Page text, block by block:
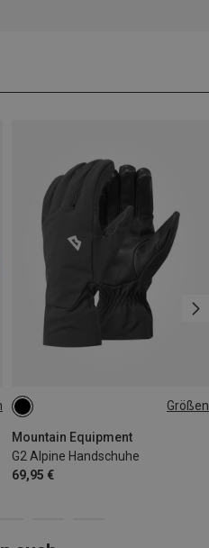
Größen
Mountain Equipment
G2 Alpine Handschuhe
69,95 €
S